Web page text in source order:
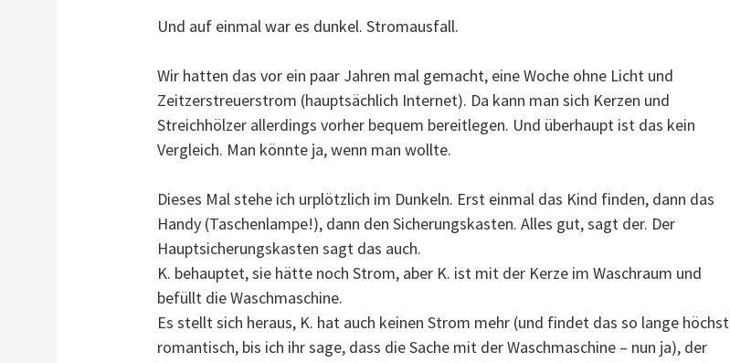
Und auf einmal war es dunkel. Stromausfall.
Wir hatten das vor ein paar Jahren mal gemacht, eine Woche ohne Licht und
Zeitzerstreuerstrom (hauptsächlich Internet). Da kann man sich Kerzen und
Streichhölzer allerdings vorher bequem bereitlegen. Und überhaupt ist das kein
Vergleich. Man könnte ja, wenn man wollte.
Dieses Mal stehe ich urplötzlich im Dunkeln. Erst einmal das Kind finden, dann das
Handy (Taschenlampe!), dann den Sicherungskasten. Alles gut, sagt der. Der
Hauptsicherungskasten sagt das auch.
K. behauptet, sie hätte noch Strom, aber K. ist mit der Kerze im Waschraum und
befüllt die Waschmaschine.
Es stellt sich heraus, K. hat auch keinen Strom mehr (und findet das so lange höchst
romantisch, bis ich ihr sage, dass die Sache mit der Waschmaschine – nun ja), der